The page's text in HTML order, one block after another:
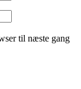
til næste gang